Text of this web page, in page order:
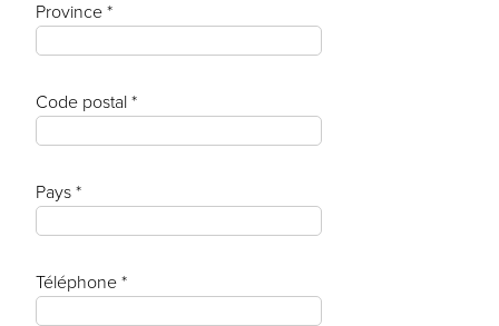
Province *
Code postal *
Pays *
Téléphone *